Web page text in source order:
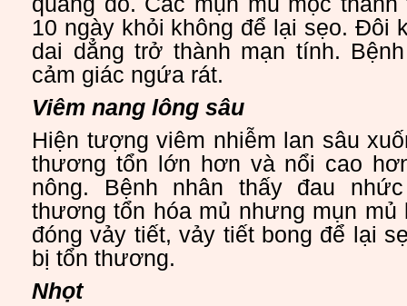
10 ngày khỏi không để lại sẹo. Đôi
dai dẳng trở thành mạn tính.
cảm giác ngứa rát.
Viêm nang lông sâu
Hiện tượng viêm nhiễm lan sâu
thương tổn lớn hơn và nổi cao
nông. Bệnh nhân thấy đau
thương tổn hóa mủ nhưng mụn mủ
đóng vảy tiết, vảy tiết bong để lại
bị tổn thương.
Nhọt